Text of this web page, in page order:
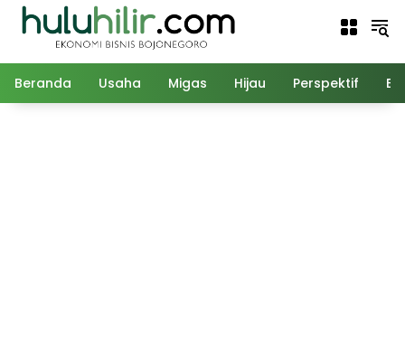
Langsung
Beranda Usaha Migas Hijau Perspektif